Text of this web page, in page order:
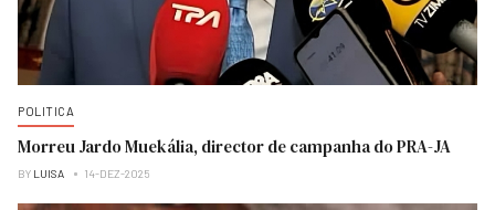
POLITICA
Morreu Jardo Muekália, director de campanha do PRA-JA
BY LUISA 14-DEZ-2025